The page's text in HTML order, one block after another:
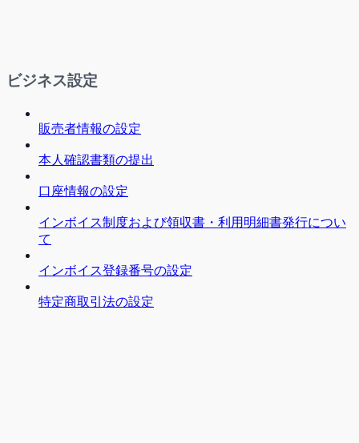
ビジネス設定
販売者情報の設定
本人確認書類の提出
口座情報の設定
インボイス制度および領収書・利用明細書発行につい
て
インボイス登録番号の設定
特定商取引法の設定